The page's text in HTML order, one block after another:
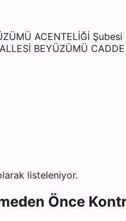
ACENTELİĞİ Şubesi
BEYÜZÜMÜ
listeleniyor.
Önce